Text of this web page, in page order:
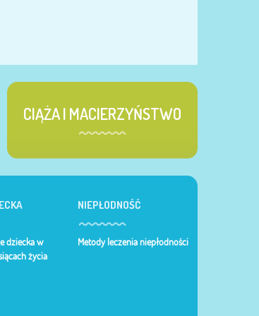
CIĄŻA I MACIERZYŃSTWO
dziecka w
życia
NIEPŁODNOŚĆ
Metody leczenia niepłodności